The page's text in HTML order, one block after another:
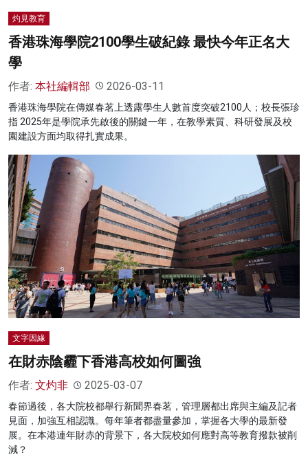
灼見教育
香港珠海學院2100學生破紀錄 最快今年正名大
學
作者: 本社編輯部 2026-03-11
香港珠海學院在傳媒春茗上透露學生人數首度突破2100人；校長張珍
指 2025年是學院承先啟後的關鍵一年，在教學素質、科研發展及校
園建設方面均取得扎實成果。
文字因緣
在財赤陰霾下香港高校如何圖強
作者: 文灼非 2025-03-07
春節過後，各大院校都舉行新聞界春茗，管理層都出席與主編及記者
見面，加強互相認識。每年筆者都盡量參加，掌握各大學的最新發
展。在本港連年財赤的背景下，各大院校如何應對高等教育撥款被削
減？